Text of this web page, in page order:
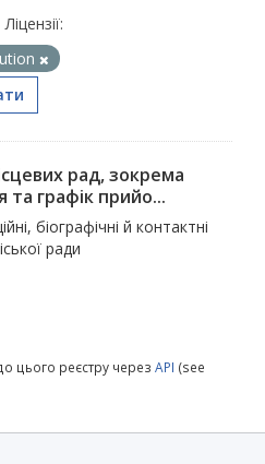
Ліцензії:
рад, зокрема
та графік прийо...
біографічні й контактні
ради
цього реєстру через API (see